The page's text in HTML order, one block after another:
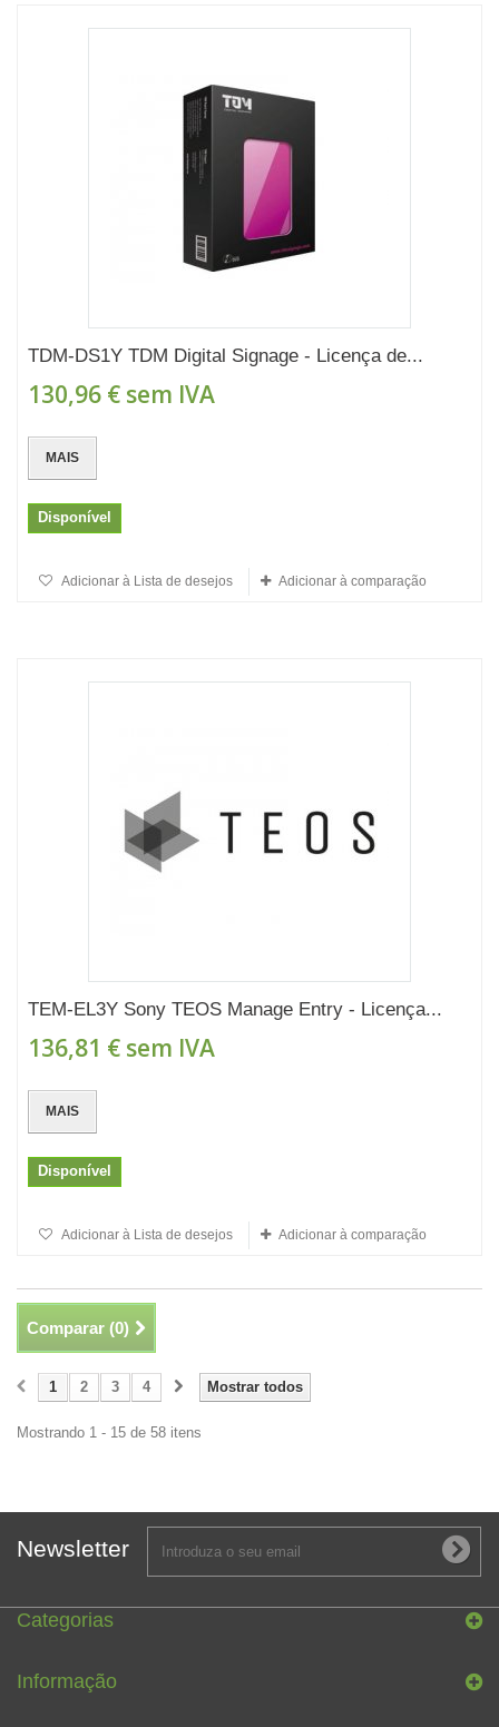
TDM-DS1Y TDM Digital Signage - Licença de...
130,96 € sem IVA
MAIS
Disponível
Adicionar à Lista de desejos Adicionar à comparação
TEM-EL3Y Sony TEOS Manage Entry - Licença...
136,81 € sem IVA
MAIS
Disponível
Adicionar à Lista de desejos Adicionar à comparação
Comparar (0)
Mostrar todos
1 2 3 4
Mostrando 1 - 15 de 58 itens
Newsletter
Categorias
Informação